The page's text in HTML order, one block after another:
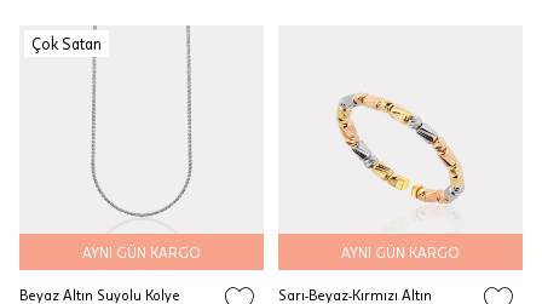
Çok Satan
AYNI GÜN KARGO
Beyaz Altın Suyolu Kolye
AYNI GÜN KARGO
Sarı-Beyaz-Kırmızı Altın